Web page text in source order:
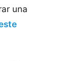
una